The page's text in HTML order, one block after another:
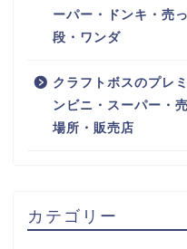
ーパー・ドンキ・売
段・ワンダ
クラフトボスのプレ
ンビニ・スーパー・
場所・販売店
カテゴリー